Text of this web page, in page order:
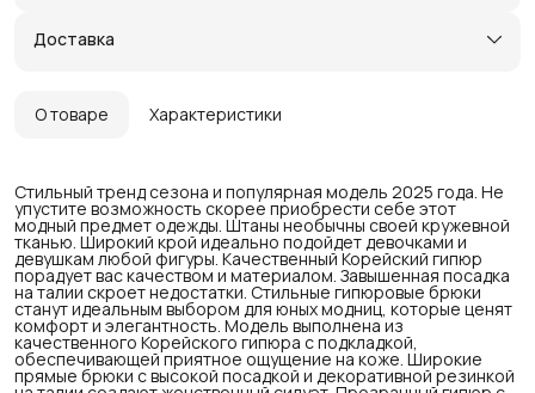
Доставка
О товаре Характеристики
Стильный тренд сезона и популярная модель 2025 года. Не
упустите возможность скорее приобрести себе этот
модный предмет одежды. Штаны необычны своей кружевной
тканью. Широкий крой идеально подойдет девочками и
девушкам любой фигуры. Качественный Корейский гипюр
порадует вас качеством и материалом. Завышенная посадка
на талии скроет недостатки. Стильные гипюровые брюки
станут идеальным выбором для юных модниц, которые ценят
комфорт и элегантность. Модель выполнена из
качественного Корейского гипюра с подкладкой,
обеспечивающей приятное ощущение на коже. Широкие
прямые брюки с высокой посадкой и декоративной резинкой